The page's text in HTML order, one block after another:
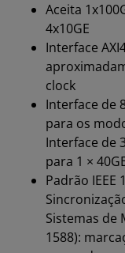
Aceita
4x10GE
Interface
clock
Interface de
para os
Interface de
para 1 ×
Padrão
Sistemas de
1588):